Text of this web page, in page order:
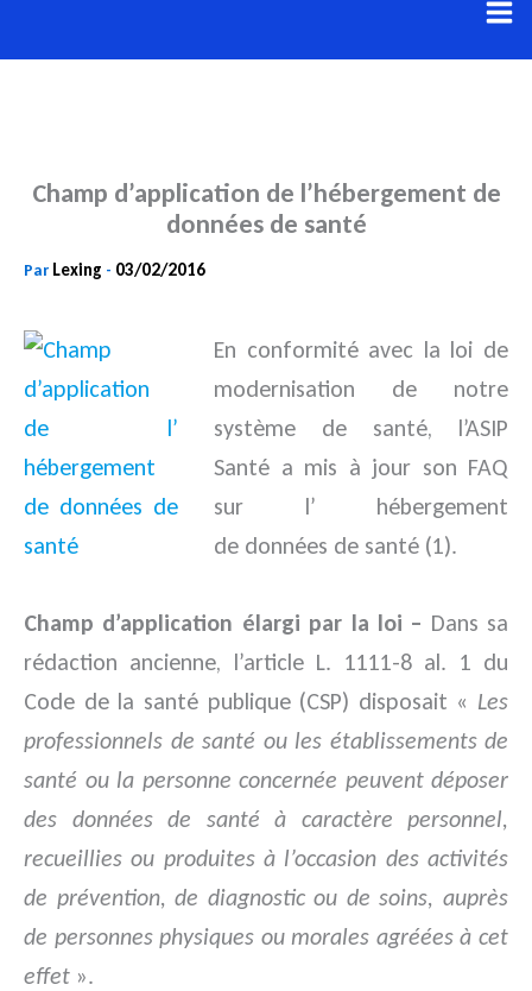
au
Champ d’application de l’hébergement de
données de santé
Par Lexing - 03/02/2016
En conformité avec la loi de
modernisation de notre
système de santé, l’ASIP
Santé a mis à jour son FAQ
sur l’ hébergement
de données de santé (1).
Champ d’application élargi par la loi – Dans sa
rédaction ancienne, l’article L. 1111-8 al. 1 du
Code de la santé publique (CSP) disposait « Les
professionnels de santé ou les établissements de
santé ou la personne concernée peuvent déposer
des données de santé à caractère personnel,
recueillies ou produites à l’occasion des activités
de prévention, de diagnostic ou de soins, auprès
de personnes physiques ou morales agréées à cet
effet ».